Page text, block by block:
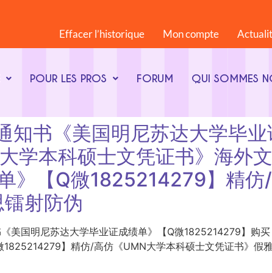
Effacer l’historique Mon compte
POUR LES PROS FORUM QUI SOMMES
书《美国明尼苏达大学毕业
学本科硕士文凭证书》海外
》【Q微1825214279】精仿
射防伪
国明尼苏达大学毕业证成绩单》【Q微1825214279】购
】精仿/高仿《UMN大学本科硕士文凭证书》假